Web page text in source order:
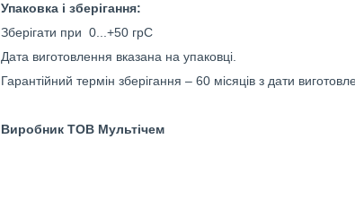
Упаковка і зберігання:
Зберігати при 0...+50 грС
Дата виготовлення вказана на упаковці.
Гарантійний термін зберігання – 60 місяців з дати
Виробник ТОВ Мультічем